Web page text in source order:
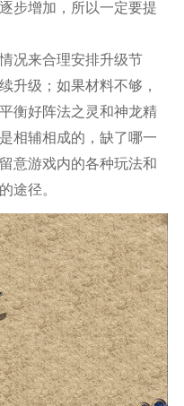
步增加，所以一定要提
况来合理安排升级节
升级；如果材料不够，
衡好阵法之灵和神龙精
相辅相成的，缺了哪一
意游戏内的各种玩法和
途径。